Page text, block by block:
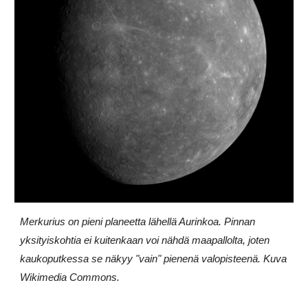
Merkurius on pieni planeetta lähellä Aurinkoa. Pinnan
yksityiskohtia ei kuitenkaan voi nähdä maapallolta, joten
kaukoputkessa se näkyy "vain" pienenä valopisteenä. Kuva
Wikimedia Commons.